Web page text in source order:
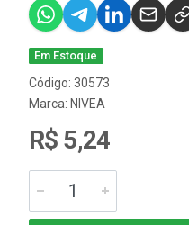
Em Estoque
Código: 30573
Marca: NIVEA
R$ 5,24